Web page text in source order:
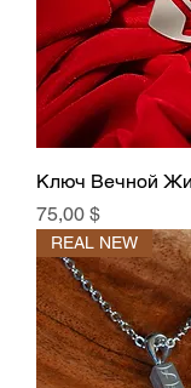
Ключ Вечной
Цена
75,00 $
REAL NEW